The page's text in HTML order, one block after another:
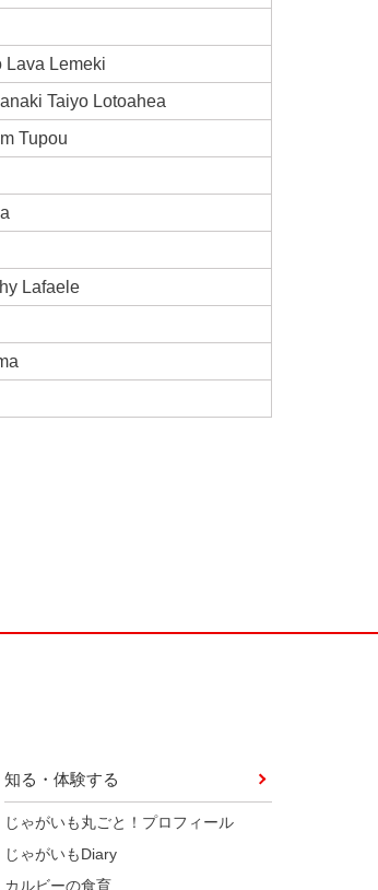
Lava Lemeki
Taiyo Lotoahea
Tupou
Lafaele
知る・体験する
じゃがいも丸ごと！プロフィール
じゃがいもDiary
カルビーの食育